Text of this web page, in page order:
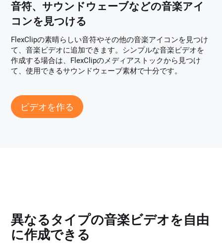
音符、サウンドウェーブなどの音楽アイ
コンを見つける
FlexClipの素晴らしい音符やその他の音楽アイコンを見つけ
て、音楽ビデオに追加できます。シンプルな音楽ビデオを
作成する場合は、FlexClipのメディアストックから見つけ
て、使用できるサウンドウェーブ素材で十分です。
ビデオを作る
異なるタイプの音楽ビデオを自由
に作成できる